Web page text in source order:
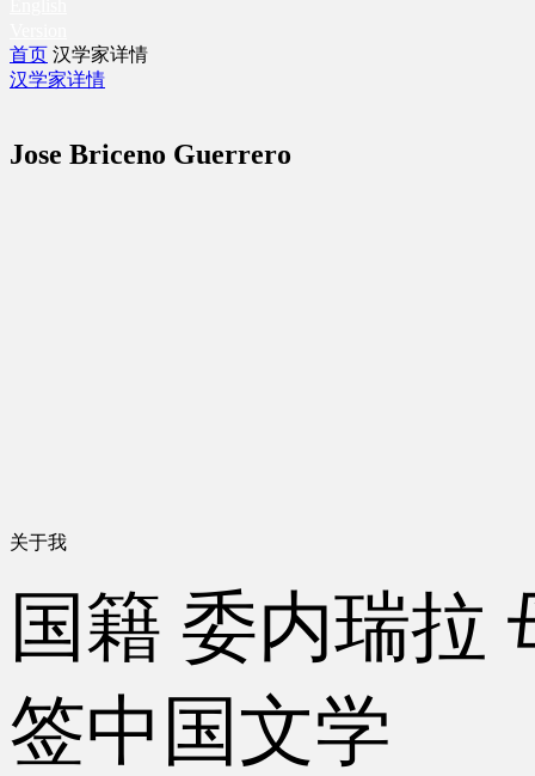
首页 汉学家详情
汉学家详情
Jose Briceno Guerrero
关于我
国籍 委内瑞拉
签中国文学